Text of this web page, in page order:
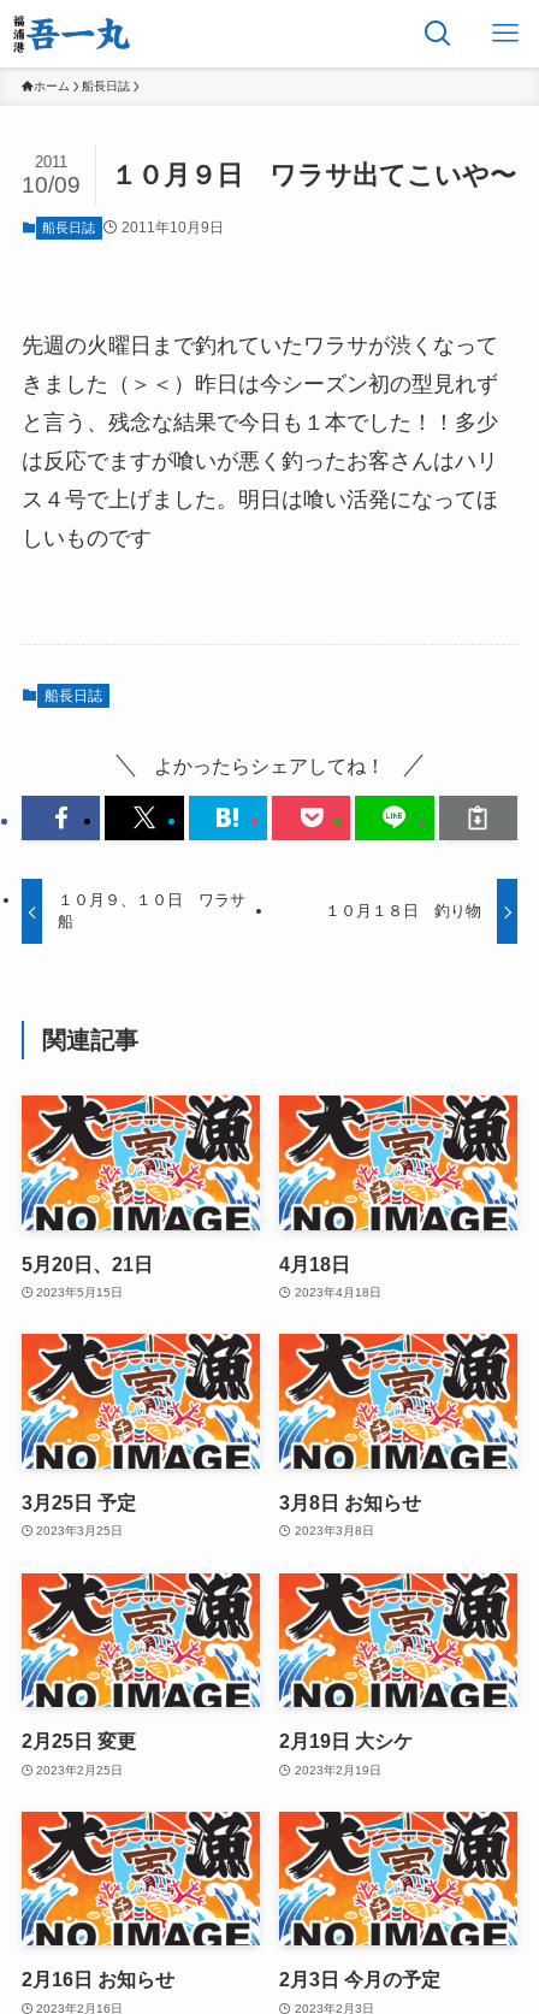
ホーム 船長日誌
１０月９日 ワラサ出てこいや〜
2011
10/09
船長日誌 2011年10月9日
先週の火曜日まで釣れていたワラサが渋くなって
きました（＞＜）昨日は今シーズン初の型見れず
と言う、残念な結果で今日も１本でした！！多少
は反応でますが喰いが悪く釣ったお客さんはハリ
ス４号で上げました。明日は喰い活発になってほ
しいものです
船長日誌
よかったらシェアしてね！
１０月９、１０日 ワラサ
船
１０月１８日 釣り物
関連記事
5月20日、21日
2023年5月15日
4月18日
2023年4月18日
3月25日 予定
2023年3月25日
3月8日 お知らせ
2023年3月8日
2月25日 変更
2023年2月25日
2月19日 大シケ
2023年2月19日
2月16日 お知らせ
2023年2月16日
2月3日 今月の予定
2023年2月3日